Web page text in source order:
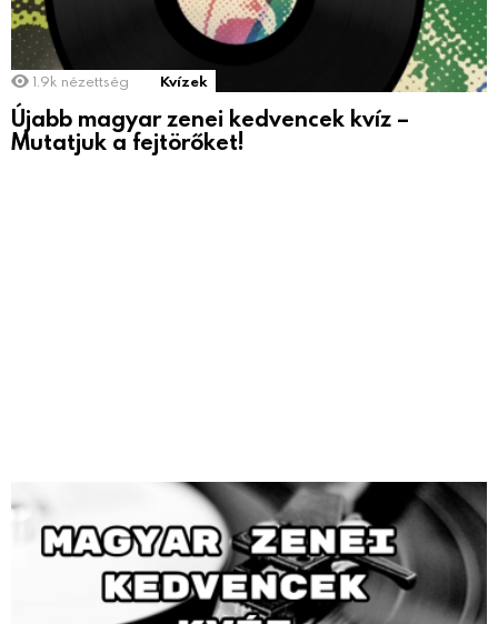
1.9k nézettség Kvízek
Újabb magyar zenei kedvencek kvíz –
Mutatjuk a fejtörőket!